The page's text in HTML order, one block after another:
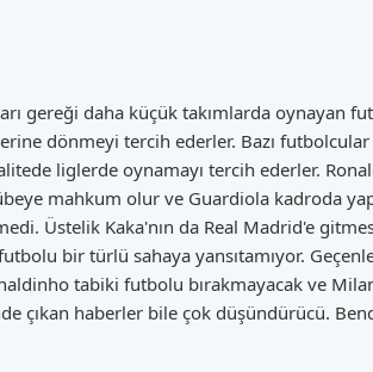
gereği daha küçük takımlarda oynayan
dönmeyi tercih ederler. Bazı futbolcular
liglerde oynamayı tercih ederler.
mahkum olur ve Guardiola kadroda
Üstelik Kaka'nın da Real Madrid'e
bir türlü sahaya yansıtamıyor.
tabiki futbolu bırakmayacak ve
çıkan haberler bile çok düşündürücü.